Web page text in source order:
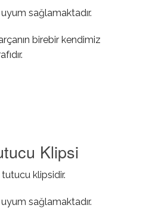
sağlamaktadır.
birebir kendimiz
hakkında
Klipsi
klipsidir.
sağlamaktadır.